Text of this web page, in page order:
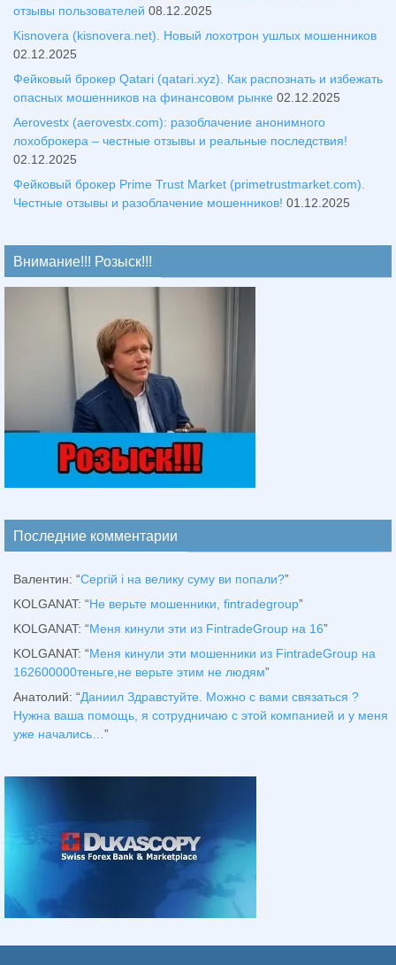
отзывы пользователей 08.12.2025
Kisnovera (kisnovera.net). Новый лохотрон ушлых мошенников
02.12.2025
Фейковый брокер Qatari (qatari.xyz). Как распознать и избежать
опасных мошенников на финансовом рынке 02.12.2025
Aerovestx (aerovestx.com): разоблачение анонимного
лохоброкера – честные отзывы и реальные последствия!
02.12.2025
Фейковый брокер Prime Trust Market (primetrustmarket.com).
Честные отзывы и разоблачение мошенников! 01.12.2025
Внимание!!! Розыск!!!
Последние комментарии
Валентин: “Сергій і на велику суму ви попали?”
KOLGANAT: “Не верьте мошенники, fintradegroup”
KOLGANAT: “Меня кинули эти из FintradeGroup на 16”
KOLGANAT: “Меня кинули эти мошенники из FintradeGroup на
162600000теньге,не верьте этим не людям”
Анатолий: “Даниил Здравстуйте. Можно с вами связаться ?
Нужна ваша помощь, я сотрудничаю с этой компанией и у меня
уже начались… ”